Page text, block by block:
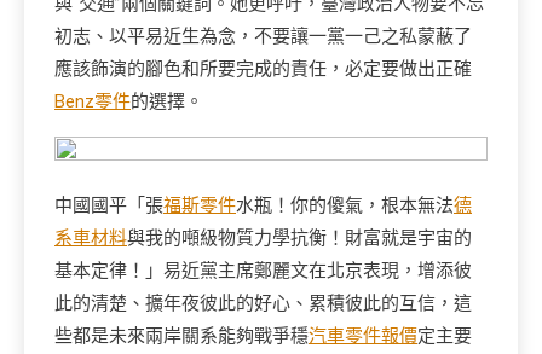
初志、以平易近生為念，不要讓一黨一己之私蒙蔽了
應該飾演的腳色和所要完成的責任，必定要做出正確
Benz零件的選擇。
中國國平「張福斯零件水瓶！你的傻氣，根本無法德
系車材料與我的噸級物質力學抗衡！財富就是宇宙的
基本定律！」易近黨主席鄭麗文在北京表現，增添彼
此的清楚、擴年夜彼此的好心、累積彼此的互信，這
些都是未來兩岸關系能夠戰爭穩汽車零件報價定主要